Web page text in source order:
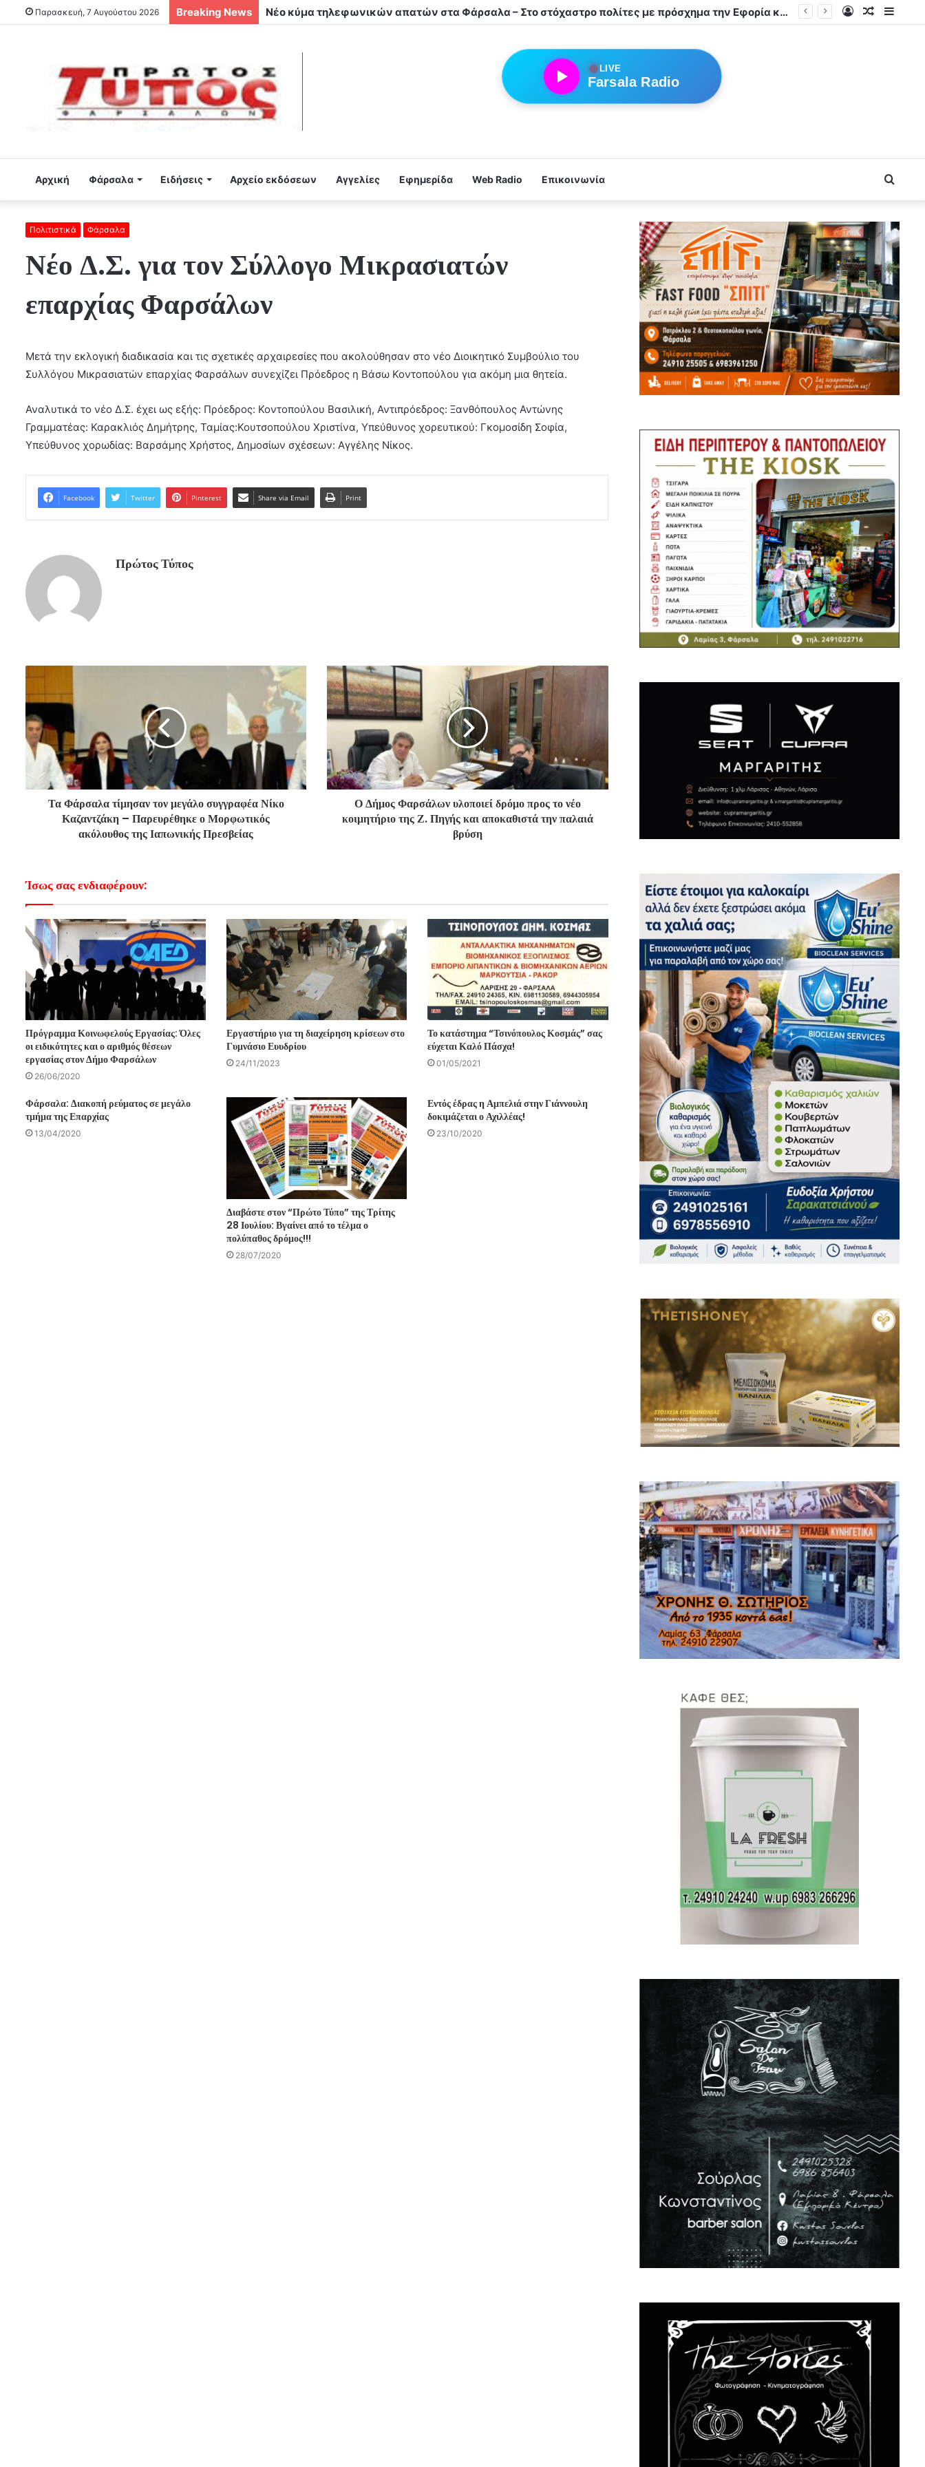
Παρασκευή, 7 Αυγούστου 2026 Breaking News Στον Αχιλλέα Φαρσάλων τα αδέρφια Φούσα!
Random
Log
●LIVE
Farsala Radio
Αρχική Φάρσαλα Ειδήσεις Αρχείο εκδόσεων Αγγελίες Εφημερίδα Web Radio Επικοινωνία
for
Πολιτιστικά Φάρσαλα
Νέο Δ.Σ. για τον Σύλλογο Μικρασιατών
επαρχίας Φαρσάλων
Μετά την εκλογική διαδικασία και τις σχετικές αρχαιρεσίες που ακολούθησαν στο νέο Διοικητικό Συμβούλιο του
Συλλόγου Μικρασιατών επαρχίας Φαρσάλων συνεχίζει Πρόεδρος η Βάσω Κοντοπούλου για ακόμη μια θητεία.
Αναλυτικά το νέο Δ.Σ. έχει ως εξής: Πρόεδρος: Κοντοπούλου Βασιλική, Αντιπρόεδρος: Ξανθόπουλος Αντώνης
Γραμματέας: Καρακλιός Δημήτρης, Ταμίας:Κουτσοπούλου Χριστίνα, Υπεύθυνος χορευτικού: Γκομοσίδη Σοφία,
Υπεύθυνος χορωδίας: Βαρσάμης Χρήστος, Δημοσίων σχέσεων: Αγγέλης Νίκος.
Facebook Twitter Pinterest Share via Email Print
Πρώτος Τύπος
Τα Φάρσαλα τίμησαν τον μεγάλο συγγραφέα Νίκο
Καζαντζάκη – Παρευρέθηκε ο Μορφωτικός
ακόλουθος της Ιαπωνικής Πρεσβείας
Ο Δήμος Φαρσάλων υλοποιεί δρόμο προς το νέο
κοιμητήριο της Ζ. Πηγής και αποκαθιστά την παλαιά
βρύση
Ίσως σας ενδιαφέρουν:
Πρόγραμμα Κοινωφελούς Εργασίας: Όλες
οι ειδικότητες και ο αριθμός θέσεων
εργασίας στον Δήμο Φαρσάλων
26/06/2020
Εργαστήριο για τη διαχείρηση κρίσεων στο
Γυμνάσιο Ευυδρίου
24/11/2023
Το κατάστημα “Τσινόπουλος Κοσμάς” σας
εύχεται Καλό Πάσχα!
01/05/2021
Φάρσαλα: Διακοπή ρεύματος σε μεγάλο
τμήμα της Επαρχίας
13/04/2020
Διαβάστε στον “Πρώτο Τύπο” της Τρίτης
28 Ιουλίου: Βγαίνει από το τέλμα ο
πολύπαθος δρόμος!!!
28/07/2020
Εντός έδρας η Αμπελιά στην Γιάννουλη
δοκιμάζεται ο Αχιλλέας!
23/10/2020